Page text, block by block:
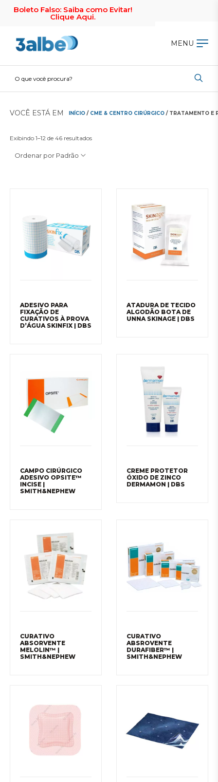
Boleto Falso: Saiba como Evitar!
Clique Aqui.
MENU
VOCÊ ESTÁ EM INÍCIO / CME & CENTRO CIRÚRGICO / TRATAMENTO E
Exibindo 1–12 de 46 resultados
Ordenar por Padrão
ADESIVO PARA
FIXAÇÃO DE
CURATIVOS À PROVA
D’ÁGUA SKINFIX | DBS
ATADURA DE TECIDO
ALGODÃO BOTA DE
UNNA SKINAGE | DBS
CAMPO CIRÚRGICO
ADESIVO OPSITE™
INCISE |
SMITH&NEPHEW
CREME PROTETOR
ÓXIDO DE ZINCO
DERMAMON | DBS
CURATIVO
ABSORVENTE
MELOLIN™ |
SMITH&NEPHEW
CURATIVO
ABSROVENTE
DURAFIBER™ |
SMITH&NEPHEW